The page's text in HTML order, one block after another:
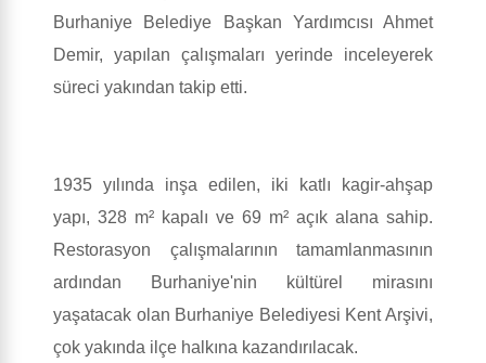
Burhaniye Belediye Başkan Yardımcısı Ahmet
Demir, yapılan çalışmaları yerinde inceleyerek
süreci yakından takip etti.
1935 yılında inşa edilen, iki katlı kagir-ahşap
yapı, 328 m² kapalı ve 69 m² açık alana sahip.
Restorasyon çalışmalarının tamamlanmasının
ardından Burhaniye'nin kültürel mirasını
yaşatacak olan Burhaniye Belediyesi Kent Arşivi,
çok yakında ilçe halkına kazandırılacak.